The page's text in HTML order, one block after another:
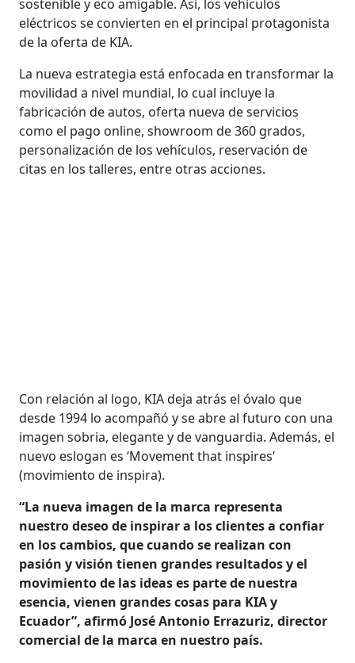
sostenible y eco amigable. Así, los vehículos
eléctricos se convierten en el principal protagonista
de la oferta de KIA.
La nueva estrategia está enfocada en transformar la
movilidad a nivel mundial, lo cual incluye la
fabricación de autos, oferta nueva de servicios
como el pago online, showroom de 360 grados,
personalización de los vehículos, reservación de
citas en los talleres, entre otras acciones.
Con relación al logo, KIA deja atrás el óvalo que
desde 1994 lo acompañó y se abre al futuro con una
imagen sobria, elegante y de vanguardia. Además, el
nuevo eslogan es ‘Movement that inspires’
(movimiento de inspira).
“La nueva imagen de la marca representa
nuestro deseo de inspirar a los clientes a confiar
en los cambios, que cuando se realizan con
pasión y visión tienen grandes resultados y el
movimiento de las ideas es parte de nuestra
esencia, vienen grandes cosas para KIA y
Ecuador”, afirmó José Antonio Errazuriz, director
comercial de la marca en nuestro país.